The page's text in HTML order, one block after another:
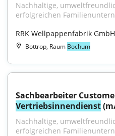
Nachhaltige,
erfolgreichen
RRK Wellpappenfabrik
Bottrop, Raum Bochum
Vertriebsinnendienst
Nachhaltige,
erfolgreichen